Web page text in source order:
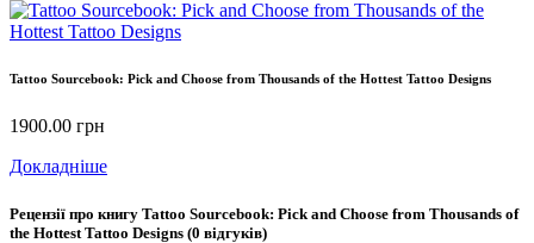
Tattoo Sourcebook: Pick and Choose from Thousands of the Hottest Tattoo Designs
1900.00 грн
Докладніше
Рецензії про книгу Tattoo Sourcebook: Pick and Choose from Thousands of
the Hottest Tattoo Designs (0 відгуків)